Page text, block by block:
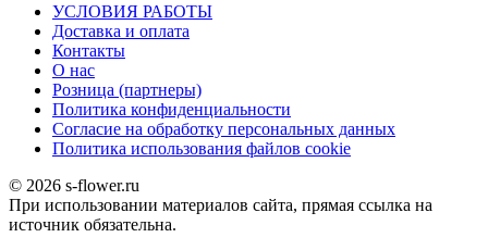
УСЛОВИЯ РАБОТЫ
Доставка и оплата
Контакты
О наc
Розница (партнеры)
Политика конфиденциальности
Согласие на обработку персональных данных
Политика использования файлов сookie
© 2026 s-flower.ru
При использовании материалов сайта, прямая ссылка на
источник обязательна.